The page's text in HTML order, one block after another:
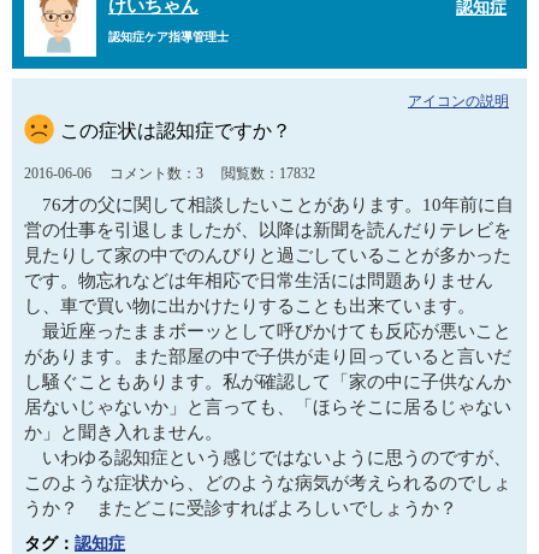
けいちゃん
認知症ケア指導管理士
認知症
この症状は認知症ですか？
2016-06-06 コメント数：3 閲覧数：17832
76才の父に関して相談したいことがあります。10年前に自
営の仕事を引退しましたが、以降は新聞を読んだりテレビを
見たりして家の中でのんびりと過ごしていることが多かった
です。物忘れなどは年相応で日常生活には問題ありません
し、車で買い物に出かけたりすることも出来ています。
最近座ったままボーッとして呼びかけても反応が悪いこと
があります。また部屋の中で子供が走り回っていると言いだ
し騒ぐこともあります。私が確認して「家の中に子供なんか
居ないじゃないか」と言っても、「ほらそこに居るじゃない
か」と聞き入れません。
いわゆる認知症という感じではないように思うのですが、
このような症状から、どのような病気が考えられるのでしょ
うか？ またどこに受診すればよろしいでしょうか？
タグ： 認知症
アイコンの説明